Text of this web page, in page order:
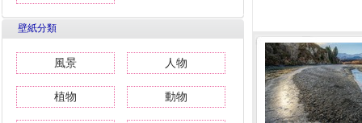
壁紙分類
風景 人物
植物 動物